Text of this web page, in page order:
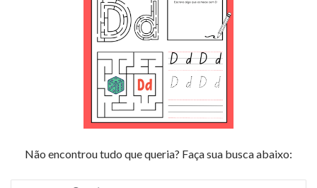
Não encontrou tudo que queria? Faça sua busca abaixo: